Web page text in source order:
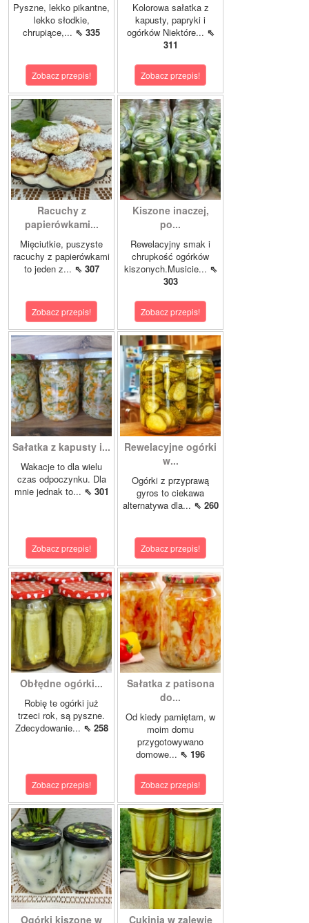
Pyszne, lekko pikantne,
lekko słodkie,
chrupiące,... ⇖ 335
Zobacz przepis!
Kolorowa sałatka z
kapusty, papryki i
ogórków Niektóre... ⇖
311
Zobacz przepis!
Racuchy z
papierówkami...
Mięciutkie, puszyste
racuchy z papierówkami
to jeden z... ⇖ 307
Zobacz przepis!
Kiszone inaczej,
po...
Rewelacyjny smak i
chrupkość ogórków
kiszonych.Musicie... ⇖
303
Zobacz przepis!
Sałatka z kapusty i...
Wakacje to dla wielu
czas odpoczynku. Dla
mnie jednak to... ⇖ 301
Zobacz przepis!
Rewelacyjne ogórki
w...
Ogórki z przyprawą
gyros to ciekawa
alternatywa dla... ⇖ 260
Zobacz przepis!
Obłędne ogórki...
Robię te ogórki już
trzeci rok, są pyszne.
Zdecydowanie... ⇖ 258
Zobacz przepis!
Sałatka z patisona
do...
Od kiedy pamiętam, w
moim domu
przygotowywano
domowe... ⇖ 196
Zobacz przepis!
Ogórki kiszone w Cukinia w zalewie